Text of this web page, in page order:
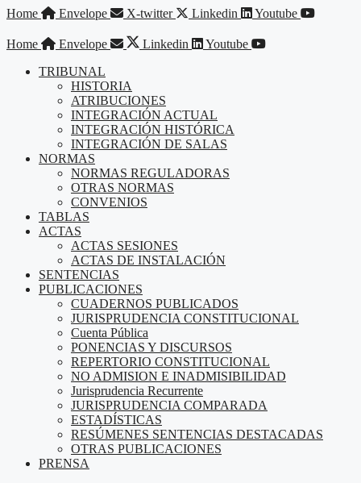
Saltar
contenido
Home Envelope X-twitter Linkedin Youtube
Home Envelope Linkedin
Youtube
TRIBUNAL
HISTORIA
ATRIBUCIONES
INTEGRACIÓN ACTUAL
INTEGRACIÓN HISTÓRICA
INTEGRACIÓN DE SALAS
NORMAS
NORMAS REGULADORAS
OTRAS NORMAS
CONVENIOS
TABLAS
ACTAS
ACTAS SESIONES
ACTAS DE INSTALACIÓN
SENTENCIAS
PUBLICACIONES
CUADERNOS PUBLICADOS
JURISPRUDENCIA CONSTITUCIONAL
Cuenta Pública
PONENCIAS Y DISCURSOS
REPERTORIO CONSTITUCIONAL
NO ADMISION E INADMISIBILIDAD
Jurisprudencia Recurrente
JURISPRUDENCIA COMPARADA
ESTADÍSTICAS
RESÚMENES SENTENCIAS DESTACADAS
OTRAS PUBLICACIONES
PRENSA